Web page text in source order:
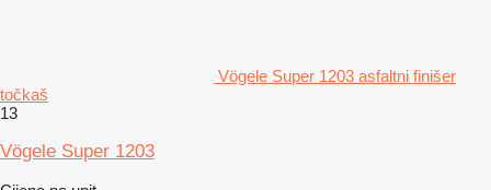
Vögele Super 1203 asfaltni finišer
točkaš
13
Vögele Super 1203